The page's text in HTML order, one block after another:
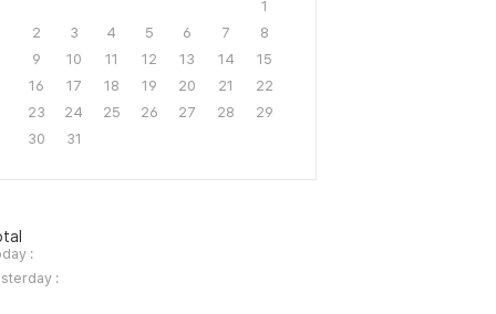
1
2
3 4 5 6 7
8
9
10 11 12 13 14
15
16
17 18 19 20 21
22
23
24 25 26 27 28
29
30
31
:
: